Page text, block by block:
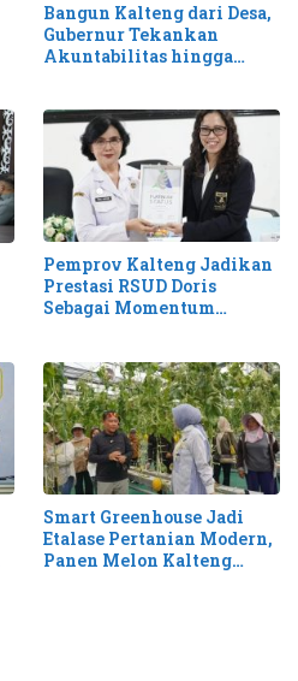
Bangun Kalteng dari Desa,
Gubernur Tekankan
Akuntabilitas hingga
Pemprov Kalteng Jadikan
Prestasi RSUD Doris
Sebagai Momentum
Smart Greenhouse Jadi
Etalase Pertanian Modern,
Panen Melon Kalteng